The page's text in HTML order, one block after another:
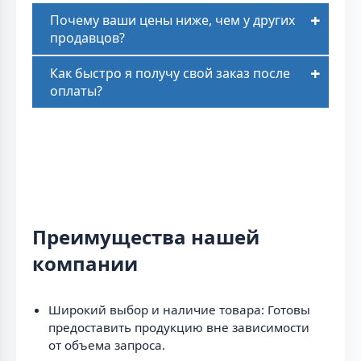
Почему ваши цены ниже, чем у других
продавцов?
Как быстро я получу свой заказ после
оплаты?
Преимущества нашей
компании
Широкий выбор и наличие товара: Готовы
предоставить продукцию вне зависимости
от объема запроса.